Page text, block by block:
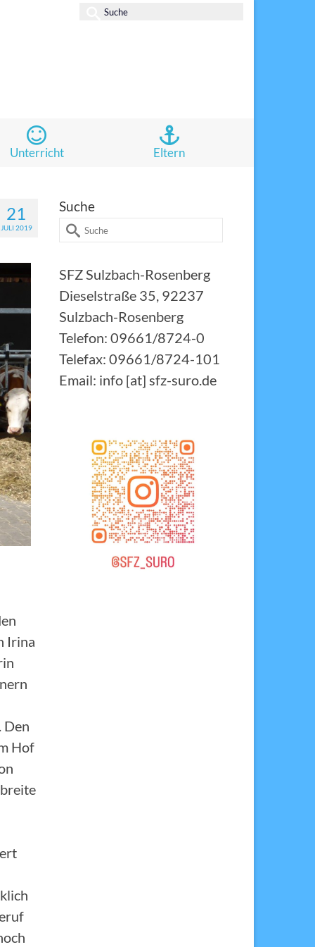
Suche
Unterricht Eltern
21
JULI 2019
Irina
Den
Hof
Suche
Suche
SFZ Sulzbach-Rosenberg
Dieselstraße 35, 92237
Sulzbach-Rosenberg
Telefon: 09661/8724-0
Telefax: 09661/8724-101
Email: info [at] sfz-suro.de